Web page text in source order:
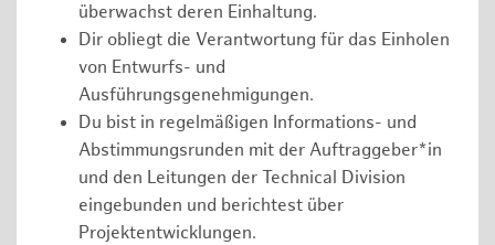
überwachst deren Einhaltung.
Dir obliegt die Verantwortung für das Einholen
von Entwurfs- und
Ausführungsgenehmigungen.
Du bist in regelmäßigen Informations- und
Abstimmungsrunden mit der Auftraggeber*in
und den Leitungen der Technical Division
eingebunden und berichtest über
Projektentwicklungen.